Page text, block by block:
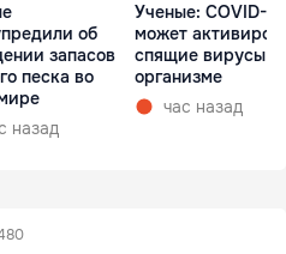
об
запасов
песка во
назад
Ученые: COVID-19
может
спящие вирусы в
организме
час назад